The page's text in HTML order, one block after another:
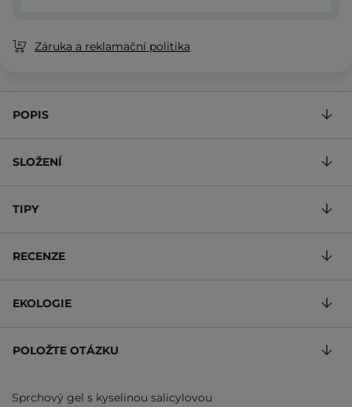
Záruka a reklamační politika
POPIS
SLOŽENÍ
TIPY
RECENZE
EKOLOGIE
POLOŽTE OTÁZKU
Sprchový gel s kyselinou salicylovou